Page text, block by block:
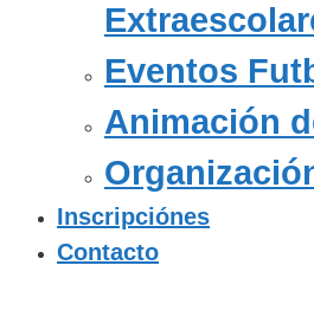
Eventos
Animación
Inscripciónes
Contacto